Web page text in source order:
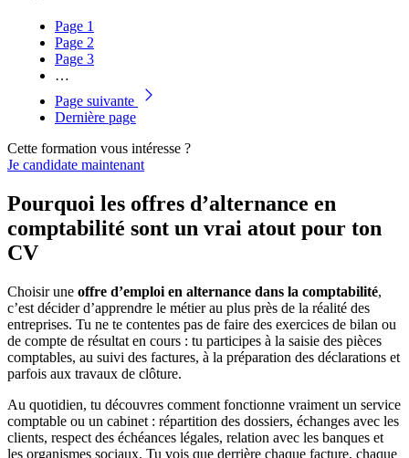
Page 1
Page 2
Page 3
…
Page suivante
Dernière page
Cette formation vous intéresse ?
Je candidate maintenant
Pourquoi les offres d’alternance en
comptabilité sont un vrai atout pour ton
CV
Choisir une offre d’emploi en alternance dans la comptabilité,
c’est décider d’apprendre le métier au plus près de la réalité des
entreprises. Tu ne te contentes pas de faire des exercices de bilan ou
de compte de résultat en cours : tu participes à la saisie des pièces
comptables, au suivi des factures, à la préparation des déclarations et
parfois aux travaux de clôture.
Au quotidien, tu découvres comment fonctionne vraiment un service
comptable ou un cabinet : répartition des dossiers, échanges avec les
clients, respect des échéances légales, relation avec les banques et
les organismes sociaux. Tu vois que derrière chaque facture, chaque